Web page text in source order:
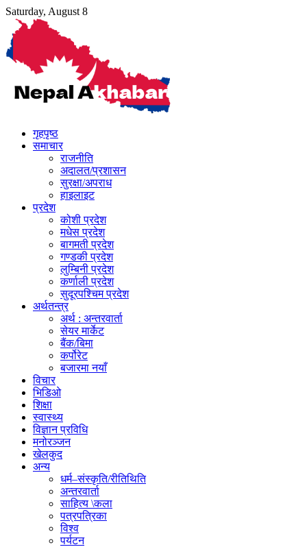
Skip
content
Saturday, August 8
गृहपृष्ठ
समाचार
राजनीति
अदालत/प्रशासन
सुरक्षा/अपराध
हाइलाइट
प्रदेश
कोशी प्रदेश
मधेस प्रदेश
बागमती प्रदेश
गण्डकी प्रदेश
लुम्बिनी प्रदेश
कर्णाली प्रदेश
सुदूरपश्चिम प्रदेश
अर्थतन्त्र
अर्थ : अन्तरवार्ता
सेयर मार्केट
बैंक/बिमा
कर्पोरेट
बजारमा नयाँ
विचार
भिडिओ
शिक्षा
स्वास्थ्य
विज्ञान प्रविधि
मनोरञ्जन
खेलकुद
अन्य
धर्म–संस्कृति/रीतिथिति
अन्तरवार्ता
साहित्य \कला
पत्रपत्रिका
विश्व
पर्यटन